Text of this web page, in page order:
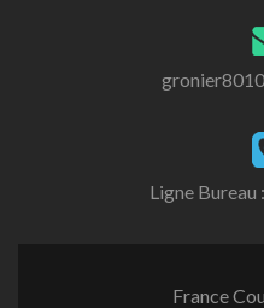
Ligne Bureau :
France